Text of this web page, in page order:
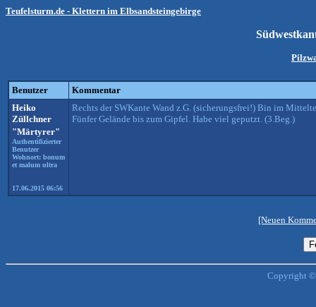
Teufelsturm.de - Klettern im Elbsandsteingebirge
Benutzer
Kommentar
Heiko
Züllchner
"Märtyrer"
Authentifizierter
Benutzer
Wohnort: bonum
et malum ultra
17.06.2015 06:56
Rechts der SWKante Wand z.G. (sicherungsfrei!) Bin im
Fünfer Gelände bis zum Gipfel. Habe viel geputzt. (3.Beg.)
[Neuen
Copyright ©